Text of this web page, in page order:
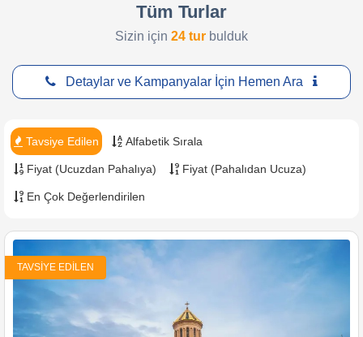
KVKK Aydınlatma Metni
Mesafeli Satış Sözleşmesi
Şirketlere Özel
Yunanistan Turları
Vizesiz Turlar
Malatya Çıkışlı Turlar
Tüm Turlar
Sizin için 24 tur bulduk
Detaylar ve Kampanyalar İçin Hemen Ara
Tavsiye Edilen Alfabetik Sırala
Fiyat (Ucuzdan Pahalıya) Fiyat (Pahalıdan Ucuza)
En Çok Değerlendirilen
TAVSIYE EDILEN